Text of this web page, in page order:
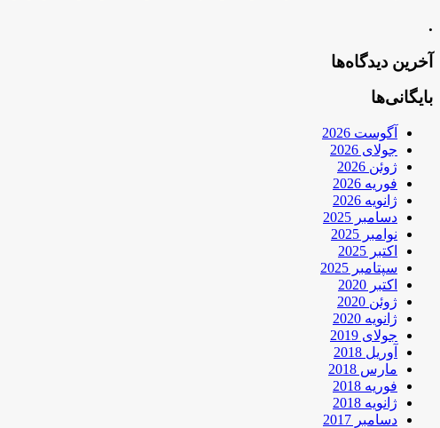
.
آخرین دیدگاه‌ها
بایگانی‌ها
آگوست 2026
جولای 2026
ژوئن 2026
فوریه 2026
ژانویه 2026
دسامبر 2025
نوامبر 2025
اکتبر 2025
سپتامبر 2025
اکتبر 2020
ژوئن 2020
ژانویه 2020
جولای 2019
آوریل 2018
مارس 2018
فوریه 2018
ژانویه 2018
دسامبر 2017